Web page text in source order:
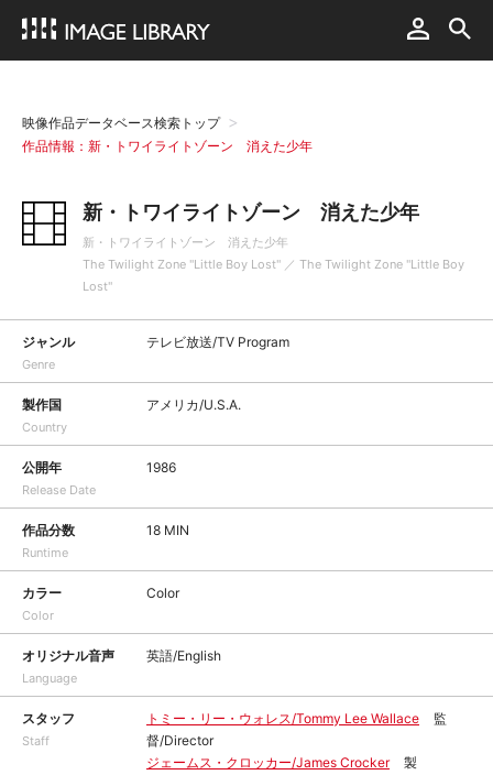
映像作品データベース検索トップ
作品情報：新・トワイライトゾーン 消えた少年
新・トワイライトゾーン 消えた少年
新・トワイライトゾーン 消えた少年
The Twilight Zone "Little Boy Lost" ／ The Twilight Zone "Little Boy
Lost"
ジャンル
Genre
テレビ放送/TV Program
製作国
Country
アメリカ/U.S.A.
公開年
Release Date
1986
作品分数
Runtime
18 MIN
カラー
Color
Color
オリジナル音声
Language
英語/English
スタッフ
Staff
トミー・リー・ウォレス/Tommy Lee Wallace
監
督/Director
ジェームス・クロッカー/James Crocker
製